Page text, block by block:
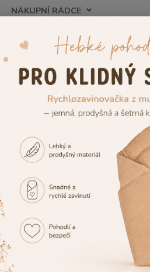
NÁKUPNÍ RÁDCE
Pleny pro miminko
–
pleny pro
světa najdete
z řad Dada Extra Care Dada
jednorázových plen pro
jemným materiálem šetrným k
poměru ceny a kvality si
Dada